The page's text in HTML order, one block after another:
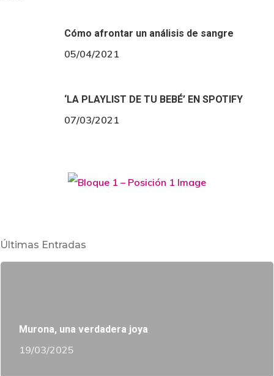
Cómo afrontar un análisis de sangre
05/04/2021
‘LA PLAYLIST DE TU BEBÉ’ EN SPOTIFY
07/03/2021
Últimas Entradas
Murona, una verdadera joya
19/03/2025